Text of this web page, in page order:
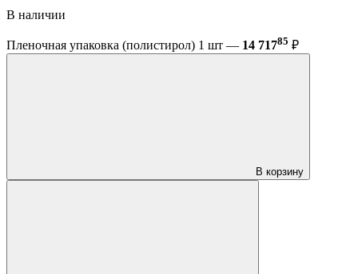
В наличии
Пленочная упаковка (полистирол) 1 шт — 14 71785 ₽
В корзину